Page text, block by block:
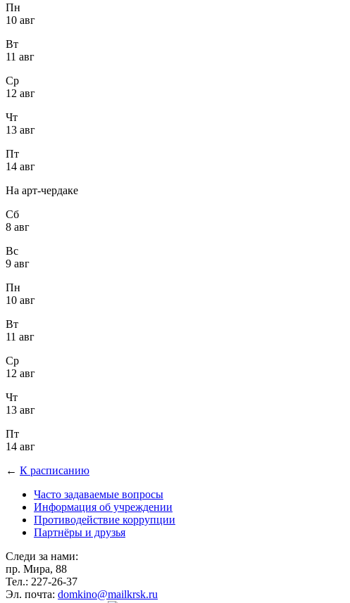
Пн
10 авг
Вт
11 авг
Ср
12 авг
Чт
13 авг
Пт
14 авг
На арт-чердаке
Сб
8 авг
Вс
9 авг
Пн
10 авг
Вт
11 авг
Ср
12 авг
Чт
13 авг
Пт
14 авг
← К расписанию
Часто задаваемые вопросы
Информация об учреждении
Противодействие коррупции
Партнёры и друзья
Следи за нами:
пр. Мира, 88
Тел.: 227-26-37
Эл. почта: domkino@mailkrsk.ru